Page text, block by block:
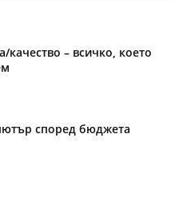
качество – всичко, което
според бюджета